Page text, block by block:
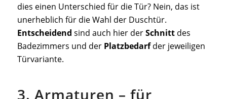
dies einen Unterschied für die Tür? Nein, das ist
unerheblich für die Wahl der Duschtür.
Entscheidend sind auch hier derSchnitt des
Badezimmers und der Platzbedarfder jeweiligen
Türvariante.
3. Armaturen – für